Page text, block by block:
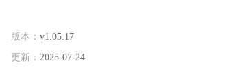
版本： v1.05.17
更新： 2025-07-24